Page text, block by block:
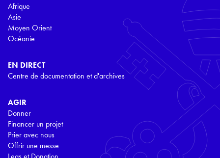
Afrique
Asie
Moyen Orient
Océanie
EN DIRECT
Centre de documentation et d'archives
AGIR
Donner
Financer un projet
Prier avec nous
Offrir une messe